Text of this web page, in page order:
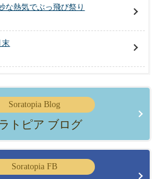
な熱気でぶっ飛び祭り
末
Soratopia Blog
トピア ブログ
Soratopia FB